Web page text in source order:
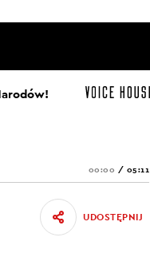
00:00 / 05:11
UDOSTĘPNIJ